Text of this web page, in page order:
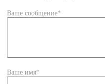
Ваше сообщение*
Ваше имя*